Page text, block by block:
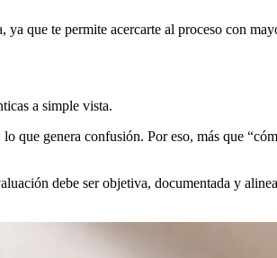
que te permite acercarte al proceso con
a simple vista.
que genera confusión. Por eso, más que
debe ser objetiva, documentada y